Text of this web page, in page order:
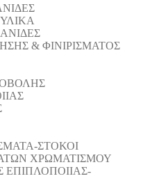
& ΦΙΝΙΡΙΣΜΑΤΟΣ
ΣΤΟΚΟΙ
ΧΡΩΜΑΤΙΣΜΟΥ
ΕΠΙΠΛΟΠΟΙΙΑΣ-